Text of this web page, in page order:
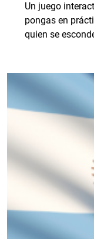
Un juego
pongas en
quien se